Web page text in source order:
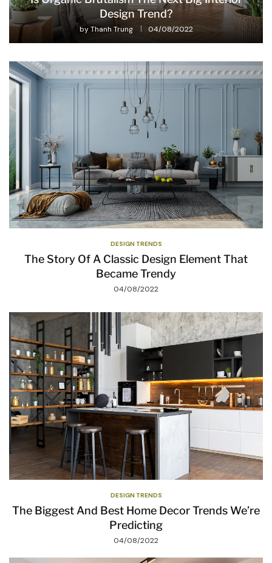
Design Trend?
byThanh Trung 04/08/2022
DESIGN TRENDS
The Story Of A Classic Design Element That
Became Trendy
04/08/2022
DESIGN TRENDS
The Biggest And Best Home Decor Trends We’re
Predicting
04/08/2022